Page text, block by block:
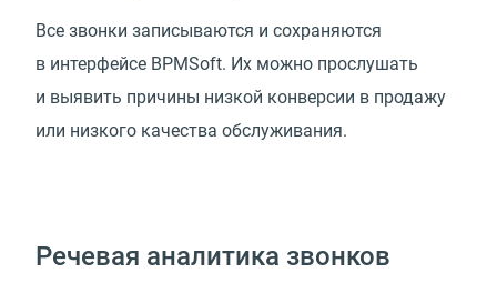
Все звонки записываются и сохраняются
в интерфейсе BPMSoft. Их можно прослушать
и выявить причины низкой конверсии в продажу
или низкого качества обслуживания.
Речевая аналитика звонков